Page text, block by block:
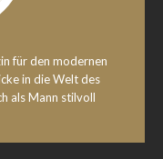
für den modernen
in die Welt des
als Mann stilvoll